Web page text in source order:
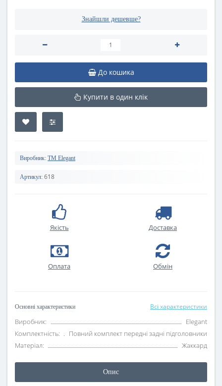
Знайшли дешевше?
До кошика
Купити в один клік
Виробник: TM Elegant
Артикул: 618
Якість Доставка
Оплата Oбмін
Основні характеристики Всі характеристики
Виробник:
Elegant
Комплектність:
Повний комплект передні задні підголовники
Матеріал:
Жаккард
Опис